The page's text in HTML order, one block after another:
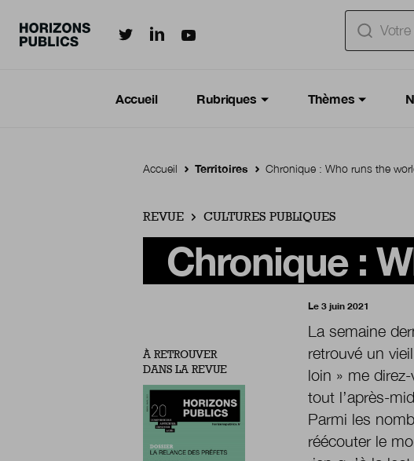
Horizonspublics.fr sur Twitter
Horizonspublics.fr sur LinkedIn
Horizonspublics.fr sur Youtube
Accueil Rubriques Thèmes
Accueil Territoires Chronique : Who runs the
REVUE CULTURES PUBLIQUES
Chronique :
Le 3 juin 2021
La semaine
retrouvé un
loin » me
tout l’après-
Parmi les
réécouter le
À RETROUVER
DANS LA REVUE